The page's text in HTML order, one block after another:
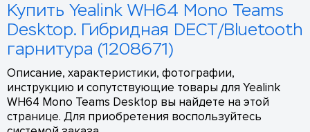
Купить Yealink WH64 Mono Teams
Desktop. Гибридная DECT/Bluetooth
гарнитура (1208671)
Описание, характеристики, фотографии,
инструкцию и сопутствующие товары для Yealink
WH64 Mono Teams Desktop вы найдете на этой
странице. Для приобретения воспользуйтесь